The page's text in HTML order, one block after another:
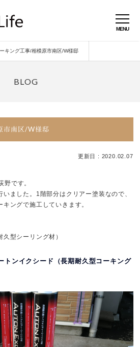
キング工事/相模原市南区/W様邸
市南区/W様邸
更新日 : 2020.02.07
野です。
ました。1階部分はクリアー塗装なので、
ングで施工していきます。
型シーリング材）
トンイクシード（長期耐久型コーキング